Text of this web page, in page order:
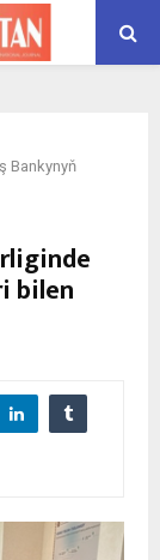
Bankynyň
bilen